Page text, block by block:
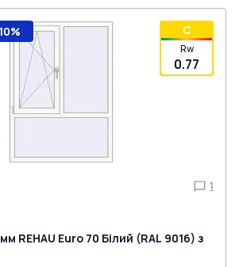
C
Rw
0.77
1
REHAU Euro 70 Білий (RAL 9016) з